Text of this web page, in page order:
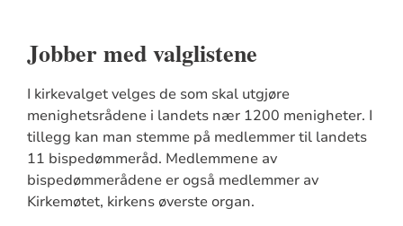
Jobber med valglistene
I kirkevalgetvelges desom skal utgjøre
menighetsrådene i landets nær 1200 menigheter. I
tillegg kan man stemme på medlemmer til landets
11 bispedømmeråd. Medlemmene av
bispedømmerådene er også medlemmer av
Kirkemøtet, kirkens øverste organ.